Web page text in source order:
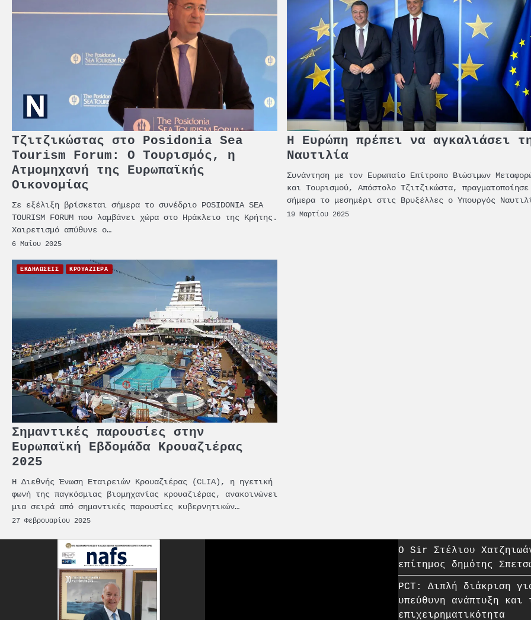
Τζιτζικώστας στο Posidonia Sea
Tourism Forum: Ο Τουρισμός, η
Ατμομηχανή της Ευρωπαϊκής
Οικονομίας
Σε εξέλιξη βρίσκεται σήμερα το συνέδριο POSIDONIA SEA
TOURISM FORUM που λαμβάνει χώρα στο Ηράκλειο της Κρήτης.
Χαιρετισμό απύθυνε ο…
6 Μαΐου 2025
Η Ευρώπη πρέπει να αγκαλιάσει
Ναυτιλία
Συνάντηση με τον Ευρωπαίο Επίτροπο Βιώσιμων
και Τουρισμού, Απόστολο Τζιτζικώστα, πραγματοποίησε
σήμερα το μεσημέρι στις Βρυξέλλες ο Υπουργός
19 Μαρτίου 2025
ΕΚΔΗΛΩΣΕΙΣ ΚΡΟΥΑΖΙΕΡΑ
Σημαντικές παρουσίες στην
Ευρωπαϊκή Εβδομάδα Κρουαζιέρας
2025
Η Διεθνής Ένωση Εταιρειών Κρουαζιέρας (CLIA), η ηγετική
φωνή της παγκόσμιας βιομηχανίας κρουαζιέρας, ανακοινώνει
μια σειρά από σημαντικές παρουσίες κυβερνητικών…
27 Φεβρουαρίου 2025
O Sir Στέλιου
επίτημος δημότης
PCT: Διπλή διάκριση
υπεύθυνη ανάπτυξη και
επιχειρηματικότητα